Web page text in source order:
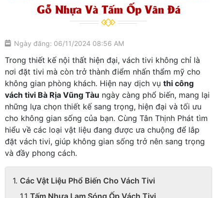
Gỗ Nhựa Và Tấm Ốp Vân Đá
Ngày đăng: 06/11/2024 08:56 AM
Trong thiết kế nội thất hiện đại, vách tivi không chỉ là
nơi đặt tivi mà còn trở thành điểm nhấn thẩm mỹ cho
không gian phòng khách. Hiện nay dịch vụ thi công
vách tivi Bà Rịa Vũng Tàu ngày càng phổ biến, mang lại
những lựa chọn thiết kế sang trọng, hiện đại và tối ưu
cho không gian sống của bạn. Cùng Tân Thịnh Phát tìm
hiểu về các loại vật liệu đang được ưa chuộng để lắp
đặt vách tivi, giúp không gian sống trở nên sang trọng
và đầy phong cách.
Các Vật Liệu Phổ Biến Cho Vách Tivi
Tấm Nhựa Lam Sóng Ốp Vách Tivi